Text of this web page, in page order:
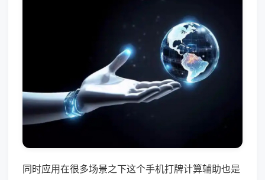
同时应用在很多场景之下这个手机打牌计算辅助也是